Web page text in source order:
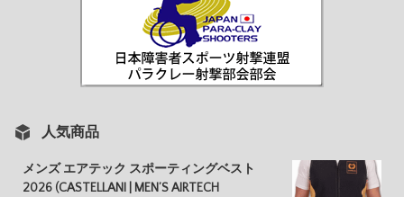
人気商品
メンズ エアテック スポーティングベスト
2026 (CASTELLANI | MEN’S AIRTECH